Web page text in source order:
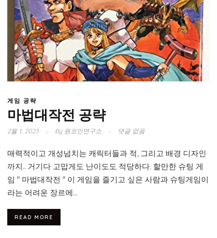
게임 공략
마법대작전 공략
2월 1, 2023 By원코인연구소 댓글 없음
매력적이고 개성넘치는 캐릭터들과 적, 그리고 배경 디자인
까지.. 거기다 고맙게도 난이도도 적당하다. 할만한 슈팅 게
임 " 마법대작전 " 이 게임을 즐기고 싶은 사람과 슈팅게임이
라는 어려운 장르에...
READ MORE